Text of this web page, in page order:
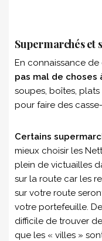
Supermarchés et
En connaissance de
pas mal de choses
soupes, boîtes,
pour faire des
Certains
mieux choisir les
plein de victuailles
sur la route car les
sur votre route
votre portefeuille.
difficile de trouver
que les « villes »